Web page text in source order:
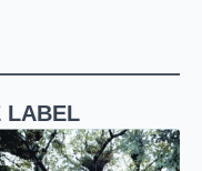
LABEL